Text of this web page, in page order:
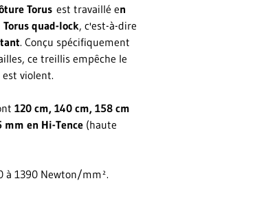
Torus est travaillé en
quad-lock, c'est-à-dire
. Conçu spécifiquement
ce treillis empêche le
violent.
120 cm, 140 cm, 158 cm
en Hi-Tence (haute
à 1390 Newton/mm².